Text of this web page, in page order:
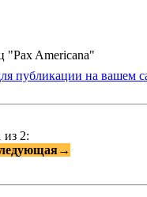
"Pax Americana"
публикации на вашем
из 2:
→